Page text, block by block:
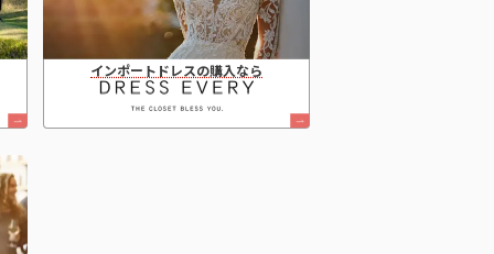
インポートドレスの購入なら